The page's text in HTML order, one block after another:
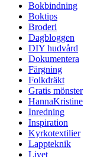
Bokbindning
Boktips
Broderi
Dagbloggen
DIY hudvård
Dokumentera
Färgning
Folkdräkt
Gratis mönster
HannaKristine
Inredning
Inspiration
Kyrkotextilier
Lappteknik
Livet